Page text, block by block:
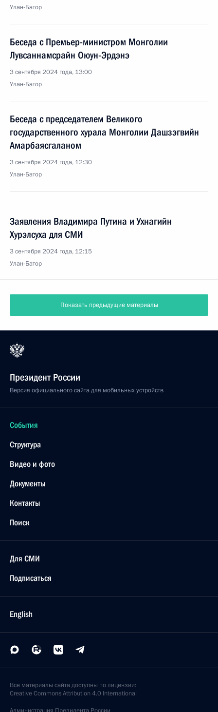
Улан-Батор
Беседа с Премьер-министром Монголии
Лувсаннамсрайн Оюун-Эрдэнэ
3 сентября 2024 года, 13:00
Улан-Батор
Беседа с председателем Великого
государственного хурала Монголии Дашзэгвийн
Амарбаясгаланом
3 сентября 2024 года, 12:30
Улан-Батор
Заявления Владимира Путина и Ухнагийн
Хурэлсуха для СМИ
3 сентября 2024 года, 12:15
Улан-Батор
Показать предыдущие материалы
Президент России
Версия официального сайта для мобильных устройств
События
Структура
Видео и фото
Документы
Контакты
Поиск
Для СМИ
Подписаться
English
Все материалы сайта доступны по лицензии:
Creative Commons Attribution 4.0 International